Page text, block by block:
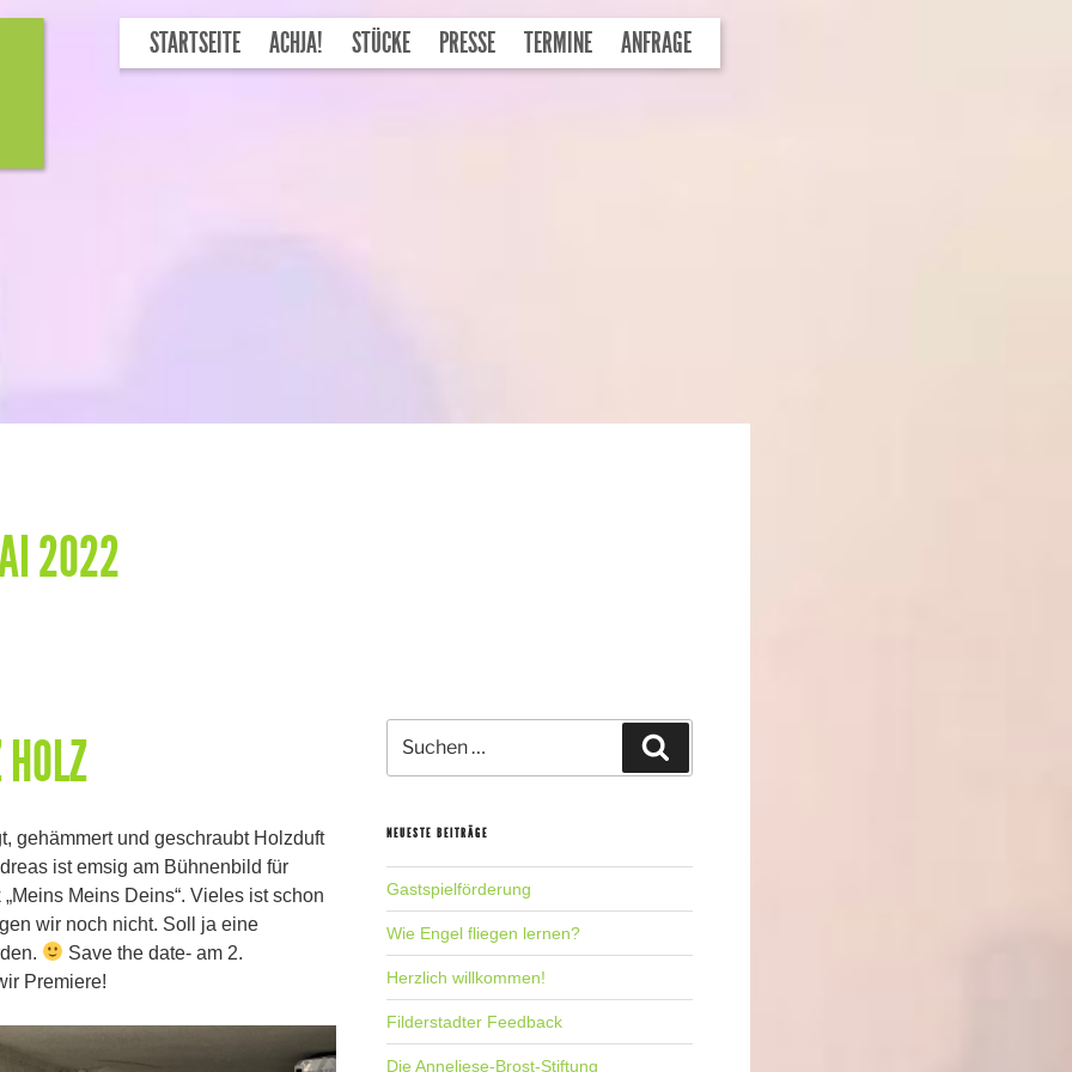
STARTSEITE ACHJA! STÜCKE PRESSE TERMINE ANFRAGE
2022
gehämmert und geschraubt Holzduft
ist emsig am Bühnenbild für
Meins Deins“. Vieles ist schon
wir noch nicht. Soll ja eine
Save the date- am 2.
Premiere!
nach:
NEUESTE BEITRÄGE
Gastspielförderung
Wie Engel fliegen lernen?
Herzlich willkommen!
Filderstadter Feedback
Die Anneliese-Brost-Stiftung